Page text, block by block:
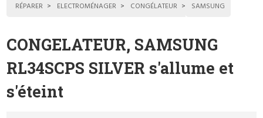
RÉPARER ELECTROMÉNAGER CONGÉLATEUR SAMSUNG
CONGELATEUR, SAMSUNG
RL34SCPS SILVER s'allume et
s'éteint